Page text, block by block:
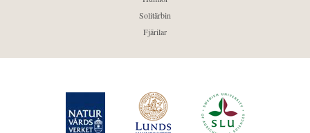
Solitärbin
Fjärilar